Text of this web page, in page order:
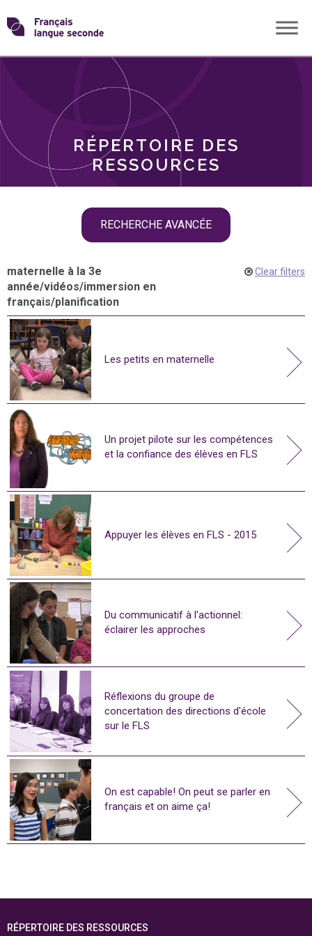
Skip
toTransformons
langue
RÉPERTOIRE DES
RESSOURCES
RECHERCHE AVANCÉE
THÈMES
maternelle à la 3e
année/vidéos/immersion en
français/planification
Clear filters
Les petits en maternelle
Un projet pilote sur les compétences
et la confiance des élèves en FLS
Appuyer les élèves en FLS - 2015
Du communicatif à l'actionnel:
éclairer les approches
Réflexions du groupe de
concertation des directions d'école
sur le FLS
On est capable! On peut se parler en
français et on aime ça!
RÉPERTOIRE DES RESSOURCES